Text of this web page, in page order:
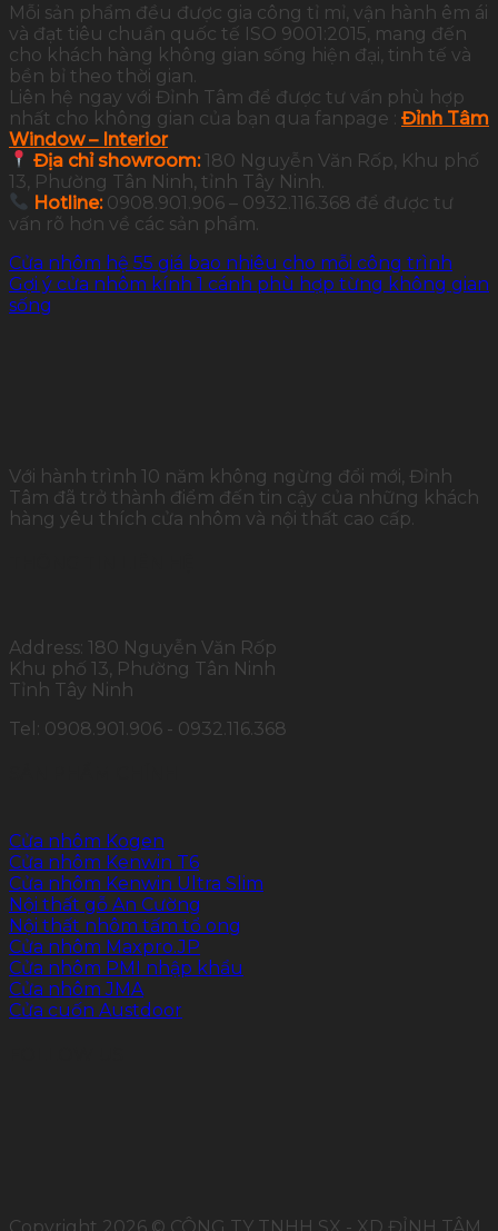
Mỗi sản phẩm đều được gia công tỉ mỉ, vận hành êm ái
và đạt tiêu chuẩn quốc tế ISO 9001:2015, mang đến
cho khách hàng không gian sống hiện đại, tinh tế và
bền bỉ theo thời gian.
Liên hệ ngay với Đỉnh Tâm để được tư vấn phù hợp
nhất cho không gian của bạn qua fanpage : Đỉnh Tâm
Window – Interior
Địa chỉ showroom:180 Nguyễn Văn Rốp, Khu phố
13, Phường Tân Ninh, tỉnh Tây Ninh.
Hotline: 0908.901.906 – 0932.116.368 để được tư
vấn rõ hơn về các sản phẩm.
Cửa nhôm hệ 55 giá bao nhiêu cho mỗi công trình
Gợi ý cửa nhôm kính 1 cánh phù hợp từng không gian
sống
Với hành trình 10 năm không ngừng đổi mới, Đỉnh
Tâm đã trở thành điểm đến tin cậy của những khách
hàng yêu thích cửa nhôm và nội thất cao cấp.
Address: 180 Nguyễn Văn Rốp
Khu phố 13, Phường Tân Ninh
Tỉnh Tây Ninh
Tel: 0908.901.906 - 0932.116.368
Cửa nhôm Kogen
Cửa nhôm Kenwin T6
Cửa nhôm Kenwin Ultra Slim
Nội thất gỗ An Cường
Nội thất nhôm tấm tổ ong
Cửa nhôm Maxpro.JP
Cửa nhôm PMI nhập khẩu
Cửa nhôm JMA
Cửa cuốn Austdoor